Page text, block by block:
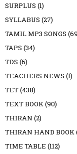
SURPLUS (1)
SYLLABUS (27)
TAMIL MP3 SONGS
TAPS (34)
TDS (6)
TEACHERS NEWS (1)
TET(438)
TEXT BOOK(90)
THIRAN (2)
THIRAN HAND BOOK
TIME TABLE (112)